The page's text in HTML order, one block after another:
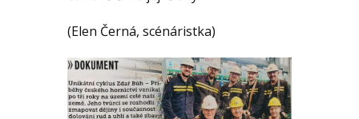
(Elen Černá, scénáristka)